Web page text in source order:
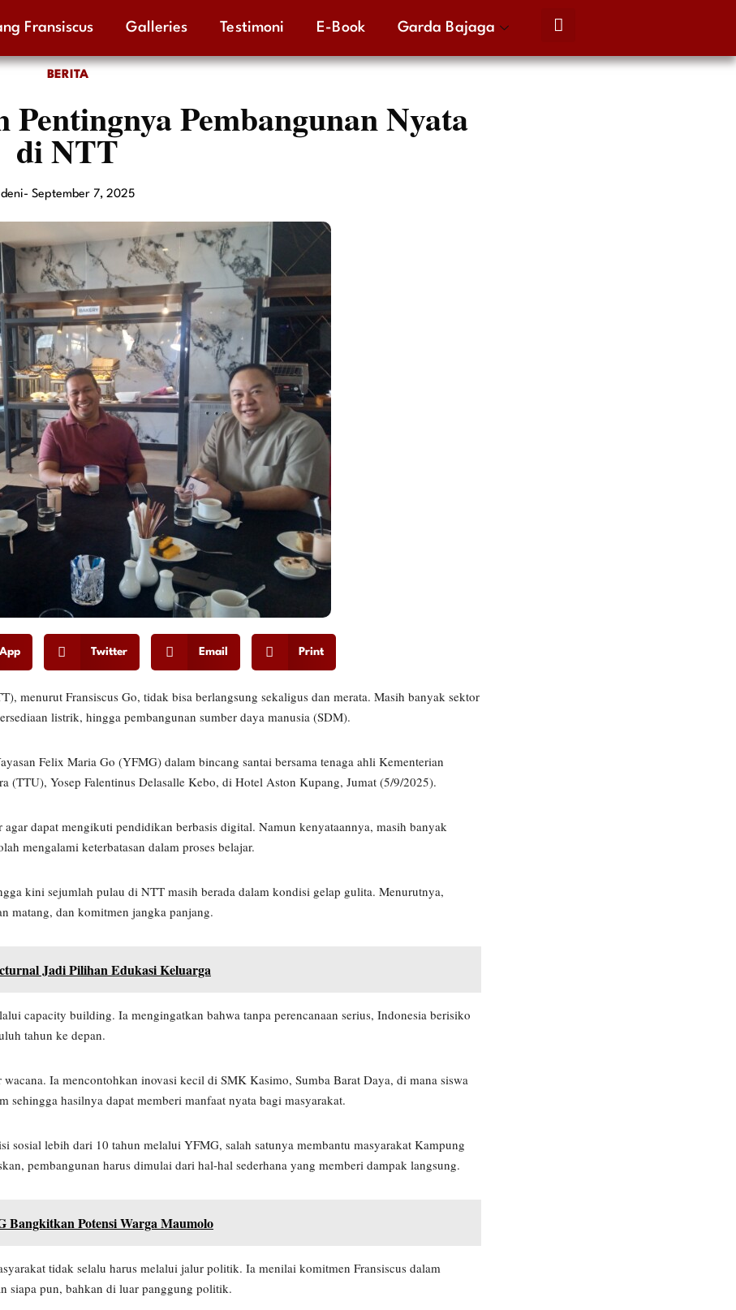
Fransiscus Galleries Testimoni E-Book Garda Bajaga
BERITA
Pembangunan Nyata
di NTT
deni- September 7, 2025
Twitter Email Print
menurut Fransiscus Go, tidak bisa berlangsung sekaligus dan merata. Masih banyak sektor
listrik, hingga pembangunan sumber daya manusia (SDM).
Felix Maria Go (YFMG) dalam bincang santai bersama tenaga ahli Kementerian
(TTU), Yosep Falentinus Delasalle Kebo, di Hotel Aston Kupang, Jumat (5/9/2025).
dapat mengikuti pendidikan berbasis digital. Namun kenyataannya, masih banyak
mengalami keterbatasan dalam proses belajar.
kini sejumlah pulau di NTT masih berada dalam kondisi gelap gulita. Menurutnya,
matang, dan komitmen jangka panjang.
Jadi Pilihan Edukasi Keluarga
capacity building. Ia mengingatkan bahwa tanpa perencanaan serius, Indonesia berisiko
tahun ke depan.
Ia mencontohkan inovasi kecil di SMK Kasimo, Sumba Barat Daya, di mana siswa
hasilnya dapat memberi manfaat nyata bagi masyarakat.
sosial lebih dari 10 tahun melalui YFMG, salah satunya membantu masyarakat Kampung
pembangunan harus dimulai dari hal-hal sederhana yang memberi dampak langsung.
Potensi Warga Maumolo
tidak selalu harus melalui jalur politik. Ia menilai komitmen Fransiscus dalam
siapa pun, bahkan di luar panggung politik.